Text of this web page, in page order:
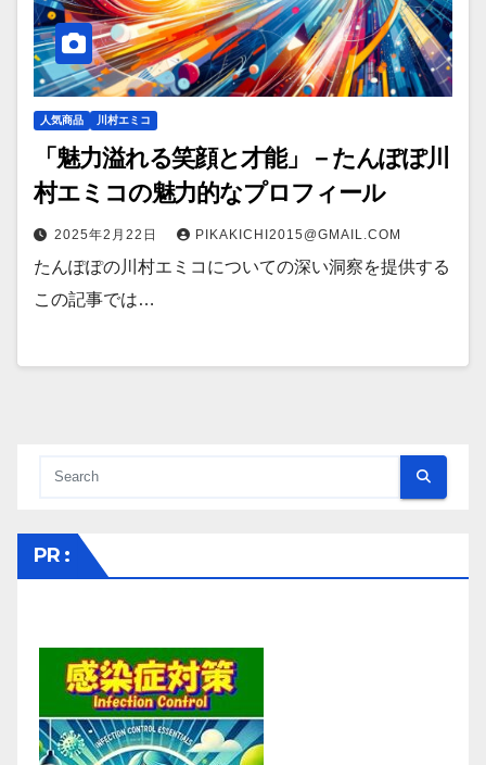
人気商品 川村エミコ
「魅力溢れる笑顔と才能」－たんぽぽ川
村エミコの魅力的なプロフィール
2025年2月22日 PIKAKICHI2015@GMAIL.COM
たんぽぽの川村エミコについての深い洞察を提供する
この記事では…
PR :